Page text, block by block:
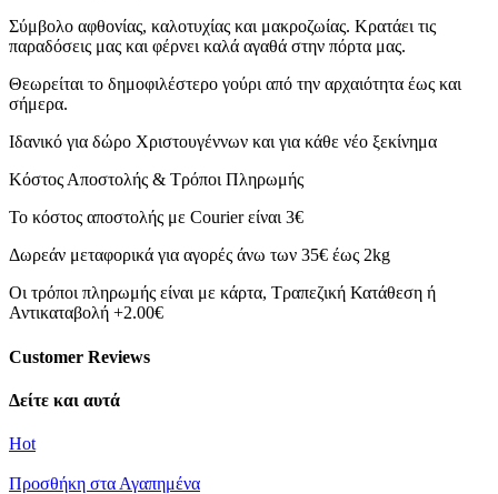
Σύμβολο αφθονίας, καλοτυχίας και μακροζωίας. Κρατάει τις
παραδόσεις μας και φέρνει καλά αγαθά στην πόρτα μας.
Θεωρείται το δημοφιλέστερο γούρι από την αρχαιότητα έως και
σήμερα.
Ιδανικό για δώρο Χριστουγέννων και για κάθε νέο ξεκίνημα
Κόστος Αποστολής & Τρόποι Πληρωμής
Το κόστος αποστολής με Courier είναι 3€
Δωρεάν μεταφορικά για αγορές άνω των 35€ έως 2kg
Οι τρόποι πληρωμής είναι με κάρτα, Τραπεζική Κατάθεση ή
Αντικαταβολή +2.00€
Customer Reviews
Δείτε και αυτά
Hot
Προσθήκη στα Αγαπημένα